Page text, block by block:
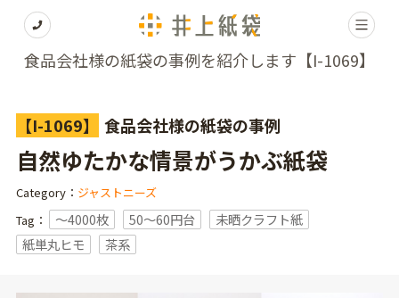
食品会社様の紙袋の事例を紹介します【I-1069】
【I-1069】 食品会社様の紙袋の事例
自然ゆたかな情景がうかぶ紙袋
Category： ジャストニーズ
Tag：
〜4000枚 50～60円台
未晒クラフト紙
紙単丸ヒモ
茶系